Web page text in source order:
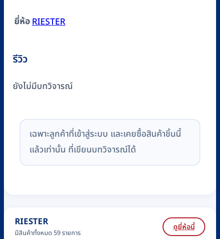
ยี่ห้อRIESTER
รีวิว
ยังไม่มีบทวิจารณ์
เฉพาะลูกค้าที่เข้าสู่ระบบ และเคยซื้อสินค้าชิ้นนี้
แล้วเท่านั้น ที่เขียนบทวิจารณ์ได้
RIESTER
มีสินค้าทั้งหมด 59 รายการ
ดูยี่ห้อนี้